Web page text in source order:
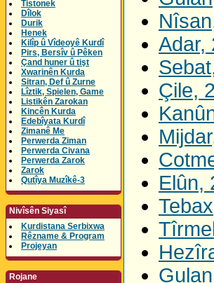
Tistonek
Dîlok
Durik
Henek
Kilîp û Vîdeoyê Kurdî
Pirs, Bersîv û Pêken
Çand huner û tişt
Xwarinên Kurda
Sitran, Def û Zurne
Lîztik, Spielen, Game
Listikên Zarokan
Kincên Kurda
Edebîyata Kurdî
Zimanê Me
Perwerda Ziman
Perwerda Civana
Perwerda Zarok
Zarok
Qutîya Muzîkê-3
Nivîsên Siyasî
Kurdistana Serbixwa
Rêzname & Program
Projeyan
Rojane
Adar,
Çile,
Elûn,